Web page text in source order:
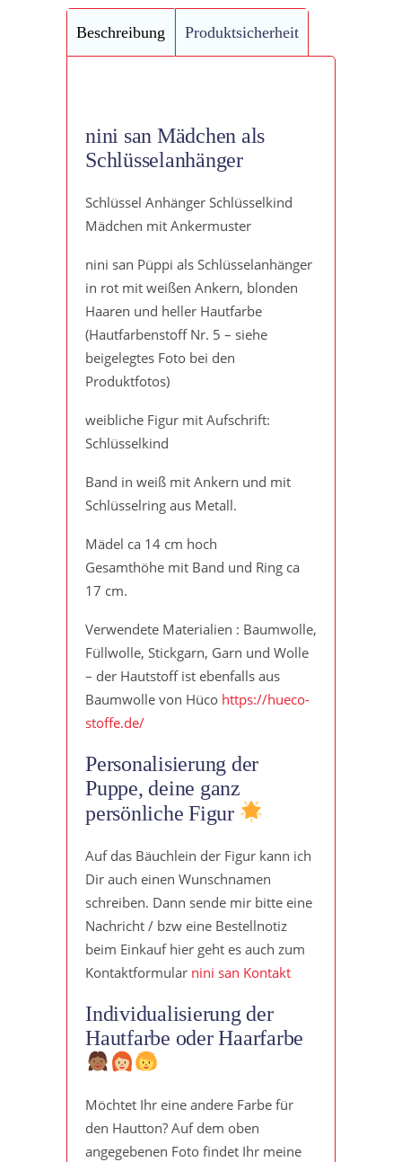
Beschreibung Produktsicherheit
nini san Mädchen als
Schlüsselanhänger
Schlüssel Anhänger Schlüsselkind
Mädchen mit Ankermuster
nini san Püppi als Schlüsselanhänger
in rot mit weißen Ankern, blonden
Haaren und heller Hautfarbe
(Hautfarbenstoff Nr. 5 – siehe
beigelegtes Foto bei den
Produktfotos)
weibliche Figur mit Aufschrift:
Schlüsselkind
Band in weiß mit Ankern und mit
Schlüsselring aus Metall.
Mädel ca 14 cm hoch
Gesamthöhe mit Band und Ring ca
17 cm.
Verwendete Materialien : Baumwolle,
Füllwolle, Stickgarn, Garn und Wolle
– der Hautstoff ist ebenfalls aus
Baumwolle von Hüco https://hueco-
stoffe.de/
Personalisierung der
Puppe, deine ganz
persönliche Figur
Auf das Bäuchlein der Figur kann ich
Dir auch einen Wunschnamen
schreiben. Dann sende mir bitte eine
Nachricht / bzw eine Bestellnotiz
beim Einkauf hier geht es auch zum
Kontaktformular nini san Kontakt
Individualisierung der
Hautfarbe oder Haarfarbe
Möchtet Ihr eine andere Farbe für
den Hautton? Auf dem oben
angegebenen Foto findet Ihr meine